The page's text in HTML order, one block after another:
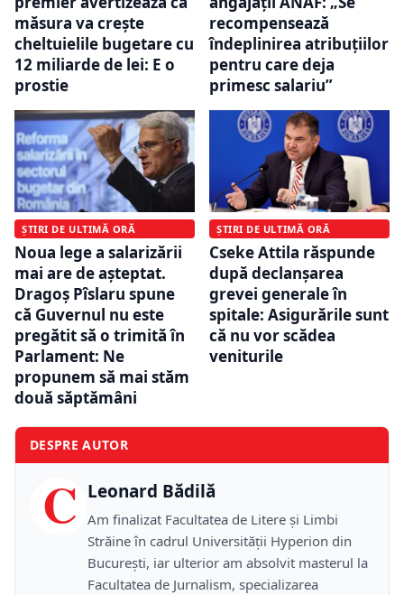
măsura va crește
cheltuielile bugetare cu
12 miliarde de lei: E o
prostie
recompensează
îndeplinirea atribuțiilor
pentru care deja
primesc salariu”
ȘTIRI DE ULTIMĂ ORĂ
Noua lege a salarizării
mai are de așteptat.
Dragoș Pîslaru spune
că Guvernul nu este
pregătit să o trimită în
Parlament: Ne
propunem să mai stăm
două săptămâni
ȘTIRI DE ULTIMĂ ORĂ
Cseke Attila răspunde
după declanșarea
grevei generale în
spitale: Asigurările sunt
că nu vor scădea
veniturile
DESPRE AUTOR
C Leonard Bădilă
Am finalizat Facultatea de Litere și Limbi
Străine în cadrul Universității Hyperion din
București, iar ulterior am absolvit masterul la
Facultatea de Jurnalism, specializarea